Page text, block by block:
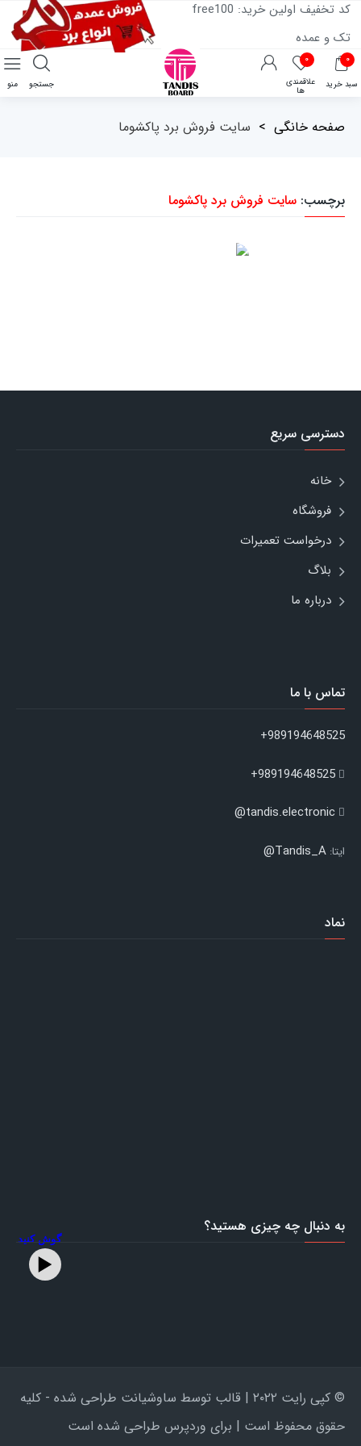
کد تخفیف اولین خرید: free100
تک و عمده
۰
سبد خرید
۰
علاقمندی
ها
منو جستجو
صفحه خانگی > سایت فروش برد پاکشوما
برچسب: سایت فروش برد پاکشوما
دسترسی سریع
خانه
فروشگاه
درخواست تعمیرات
بلاگ
درباره ما
گوش کنید
تماس با ما
989194648525+
989194648525+
tandis.electronic@
ایتا: Tandis_A@
نماد
به دنبال چه چیزی هستید؟
© کپی رایت ۲۰۲۲ | قالب توسط ساوشیانت طراحی شده - کلیه
حقوق محفوظ است | برای وردپرس طراحی شده است